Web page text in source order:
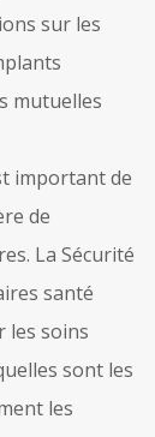
sur les
mutuelles
important de
de
La Sécurité
santé
les soins
sont les
les